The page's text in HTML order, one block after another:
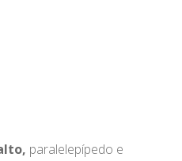
paralelepípedo e